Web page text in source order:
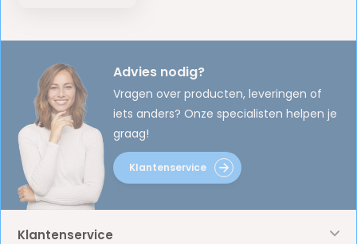
Advies nodig?
Vragen over producten, leveringen of
iets anders? Onze specialisten helpen je
graag!
Klantenservice
Klantenservice